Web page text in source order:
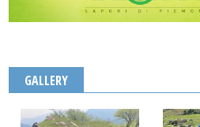
GALLERY